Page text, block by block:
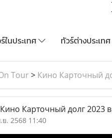
ในประเทศ ทัวร์ต่างประเท
Tour > Кино Карточный
Кино Карточный долг 2023
ย. 2568 11:40